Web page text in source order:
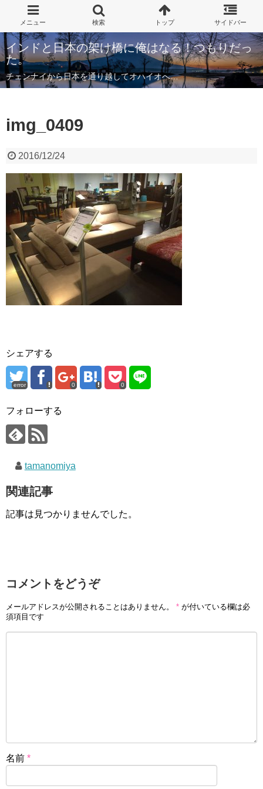
インドと日本の架け橋に俺はなる！つもりだっ
た。
チェンナイから日本を通り越してオハイオへ…
img_0409
2016/12/24
シェアする
error 0 0
フォローする
tamanomiya
関連記事
記事は見つかりませんでした。
コメントをどうぞ
メールアドレスが公開されることはありません。 * が付いている欄は必
須項目です
名前 *